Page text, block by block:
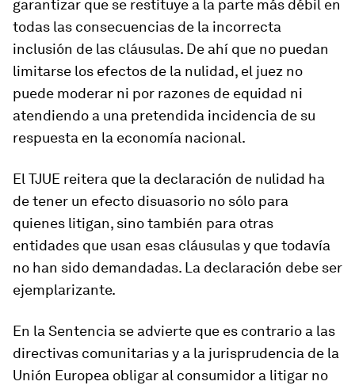
garantizar que se restituye a la parte más débil en
todas las consecuencias de la incorrecta
inclusión de las cláusulas. De ahí que no puedan
limitarse los efectos de la nulidad, el juez no
puede moderar ni por razones de equidad ni
atendiendo a una pretendida incidencia de su
respuesta en la economía nacional.
El TJUE reitera que la declaración de nulidad ha
de tener un efecto disuasorio no sólo para
quienes litigan, sino también para otras
entidades que usan esas cláusulas y que todavía
no han sido demandadas. La declaración debe ser
ejemplarizante.
En la Sentencia se advierte que es contrario a las
directivas comunitarias y a la jurisprudencia de la
Unión Europea obligar al consumidor a litigar no